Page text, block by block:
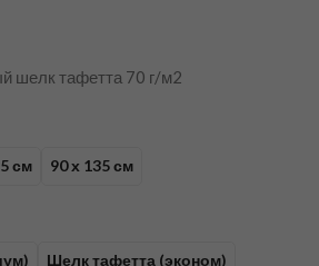
шелк тафетта 70 г/м2
см 90 х 135 см
Шелк тафетта (эконом)